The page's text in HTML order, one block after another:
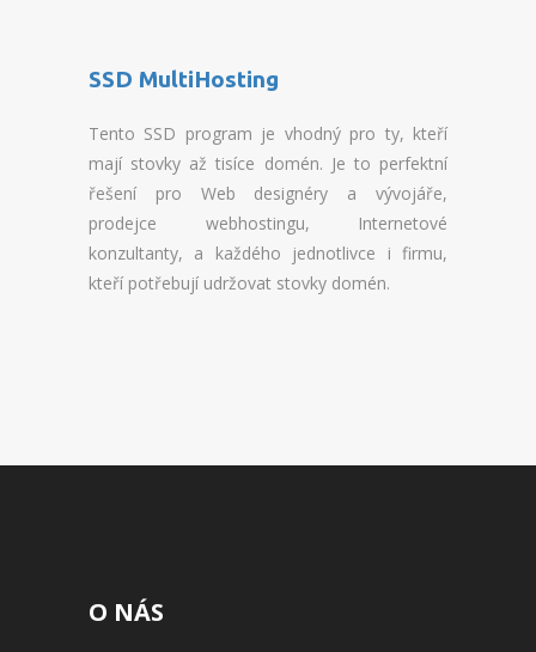
MONITORING
FAQ
ADMINISTRACE
SSD MultiHosting
Tento SSD program je vhodný pro ty, kteří
mají stovky až tisíce domén. Je to perfektní
řešení pro Web designéry a vývojáře,
prodejce webhostingu, Internetové
konzultanty, a každého jednotlivce i firmu,
kteří potřebují udržovat stovky domén.
O NÁS